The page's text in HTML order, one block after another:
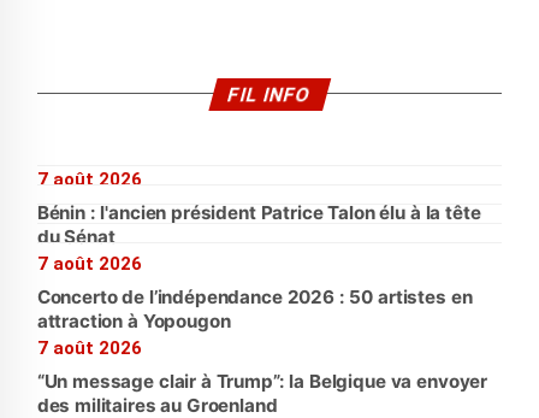
FIL INFO
7 août 2026
Bénin : l'ancien président Patrice Talon élu à la tête
du Sénat
7 août 2026
Concerto de l’indépendance 2026 : 50 artistes en
attraction à Yopougon
7 août 2026
“Un message clair à Trump”: la Belgique va envoyer
des militaires au Groenland